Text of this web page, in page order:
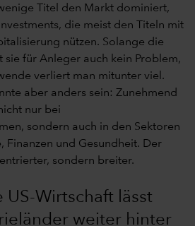
Titel den Markt dominiert,
die meist den Titeln mit
nützen. Solange die
sie für Anleger auch kein Problem,
verliert man mitunter viel.
aber anders sein: Zunehmend
nur bei
sondern auch in den Sektoren
Finanzen und Gesundheit. Der
sondern breiter.
US-Wirtschaft lässt
weiter hinter